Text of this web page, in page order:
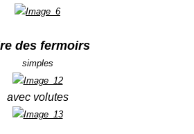
des fermoirs
simples
avec volutes